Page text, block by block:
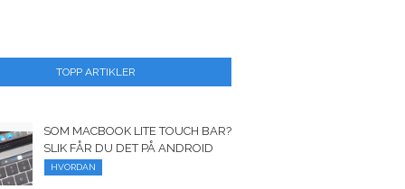
TOPP ARTIKLER
SOM MACBOOK LITE TOUCH BAR?
SLIK FÅR DU DET PÅ ANDROID
HVORDAN